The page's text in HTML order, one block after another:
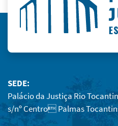
SEDE:
Palácio da Justiça Rio
s/nº Centro Palmas